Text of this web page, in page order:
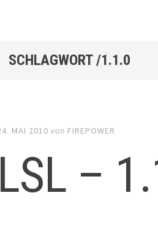
SCHLAGWORT /1.1.0
MAI 2010 von FIREPOWER
LSL –